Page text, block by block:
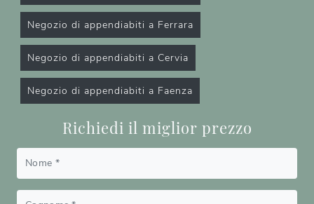
Negozio di appendiabiti a Ferrara
Negozio di appendiabiti a Cervia
Negozio di appendiabiti a Faenza
Richiedi il miglior prezzo